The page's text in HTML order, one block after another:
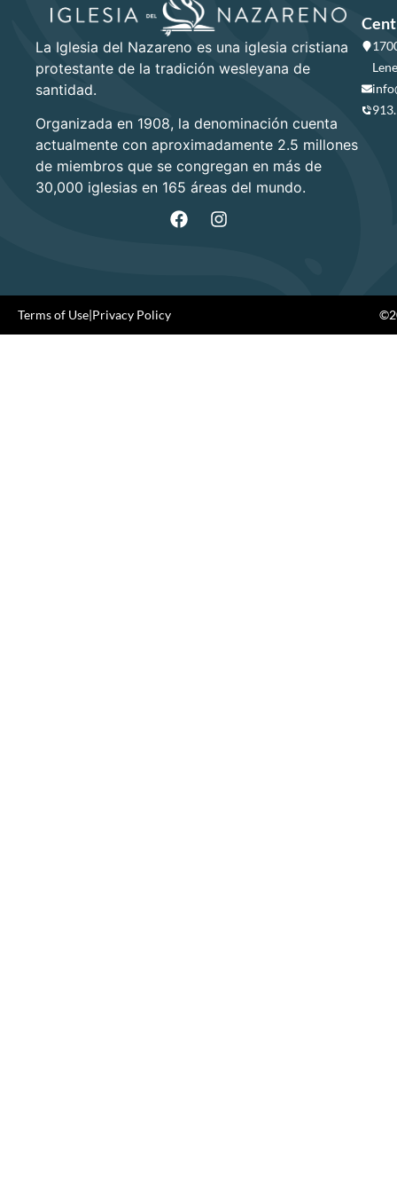
La Iglesia del Nazareno es una iglesia cristiana
protestante de la tradición wesleyana de
santidad.
Organizada en 1908, la denominación cuenta
actualmente con aproximadamente 2.5 millones
de miembros que se congregan en más de
30,000 iglesias en 165 áreas del mundo.
Terms of Use|Privacy Policy